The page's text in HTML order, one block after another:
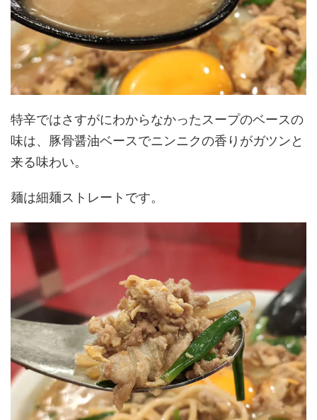
特辛ではさすがにわからなかったスープのベースの
味は、豚骨醤油ベースでニンニクの香りがガツンと
来る味わい。
麺は細麺ストレートです。